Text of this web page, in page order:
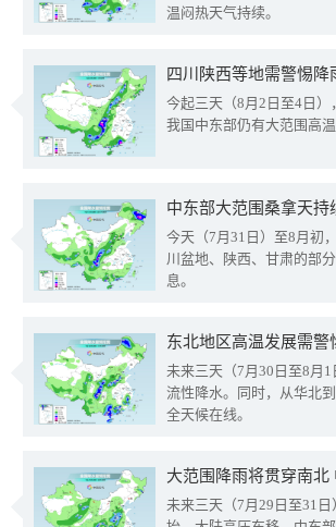
温闷热天气持续。
今起三天（8月2日至4日
我国中东部仍有大范围高
中东部大范围桑拿天
今天（7月31日）至8月初
川盆地、陕西、甘肃的部
息。
东北地区高温发展需
未来三天（7月30日至8月
流性降水。同时，从华北
全天候在线。
大范围降雨将贯穿南
未来三天（7月29日至31